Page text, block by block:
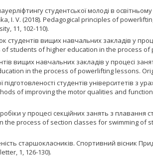
студентської молоді в
I. V. (2018). Pedagogical principles of
11, 102-110).
студентів вищих навчальних закладів у
students of higher education in the process of
вищих навчальних закладів у процесі
in the process of powerlifting lessons.
студентів університетів з
of improving the motor qualities and
у процесі секційних занять з плавання
the process of section classes for swimming
старшокласників. Спортивний вісник
1, 126-130).